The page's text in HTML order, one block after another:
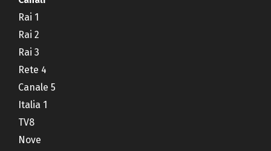
Rai 1
Rai 2
Rai 3
Rete 4
Canale 5
Italia 1
TV8
Nove